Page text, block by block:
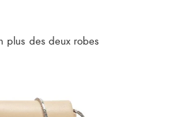
plus des deux robes